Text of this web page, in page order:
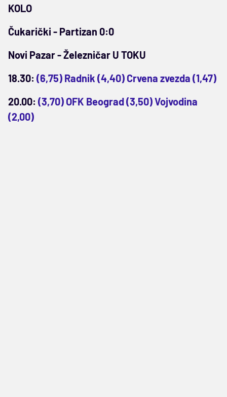
KOLO
Čukarički - Partizan 0:0
Novi Pazar - Železničar U TOKU
18.30: (6,75) Radnik (4,40) Crvena zvezda (1,47)
20.00: (3,70) OFK Beograd (3,50) Vojvodina
(2,00)